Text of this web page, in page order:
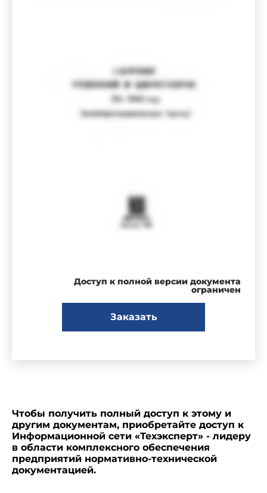
Доступ к полной версии документа
ограничен
Заказать
Чтобы получить полный доступ к этому и
другим документам, приобретайте доступ к
Информационной сети «Техэксперт» - лидеру
в области комплексного обеспечения
предприятий нормативно-технической
документацией.